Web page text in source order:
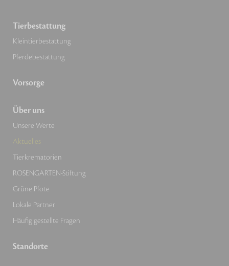
Tierbestattung
Kleintierbestattung
Pferdebestattung
Vorsorge
Über uns
Unsere Werte
Aktuelles
Tierkrematorien
ROSENGARTEN-Stiftung
Grüne Pfote
Lokale Partner
Häufig gestellte Fragen
Standorte